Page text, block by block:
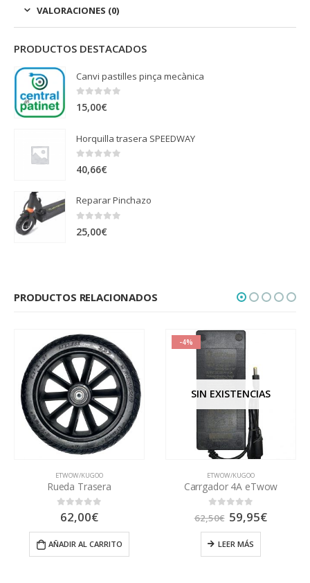
VALORACIONES (0)
PRODUCTOS DESTACADOS
Canvi pastilles pinça mecànica
0 out of 5
15,00€
Horquilla trasera SPEEDWAY
0 out of 5
40,66€
Reparar Pinchazo
0out of 5
25,00€
PRODUCTOS RELACIONADOS
-4%
SIN EXISTENCIAS
ETWOW/KUGOO
Carrgador 4A eTwow
0out of 5
62,50€
original
era:
62,50€.
LEER MÁS
ETWOW/KUGOO
Puño
0out of 5
39,00
AÑADIR AL CARRITO